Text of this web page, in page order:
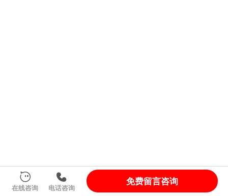
在线咨询 电话咨询
免费留言咨询